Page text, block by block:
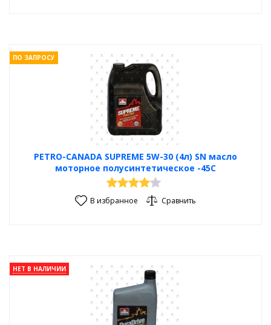
PETRO-CANADA SUPREME 5W-30 (4л) SN масло
моторное полусинтетическое -45С
ПО ЗАПРОСУ
В избранное Сравнить
НЕТ В НАЛИЧИИ